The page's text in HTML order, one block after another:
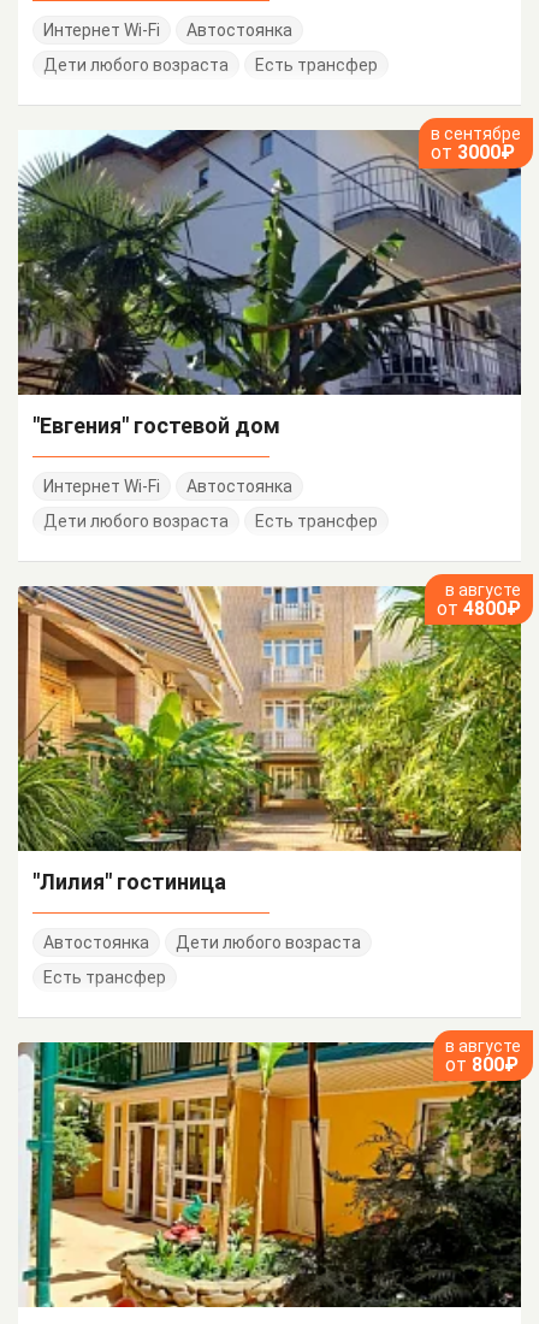
Интернет Wi-Fi
Автостоянка
Дети любого возраста
Есть трансфер
в сентябре
от 3000₽
"Евгения" гостевой дом
Интернет Wi-Fi
Автостоянка
Дети любого возраста
Есть трансфер
в августе
от 4800₽
"Лилия" гостиница
Автостоянка
Дети любого возраста
Есть трансфер
в августе
от 800₽